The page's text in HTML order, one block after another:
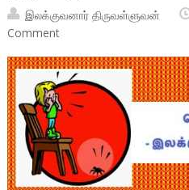
இலக்குவனார் திருவள்ளுவன்
Comment